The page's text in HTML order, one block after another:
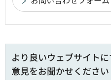
より良いウェブサイト
意見をお聞かせください